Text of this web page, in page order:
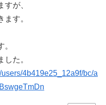
が、
す。
た。
4b419e25_12a9f/bc/a